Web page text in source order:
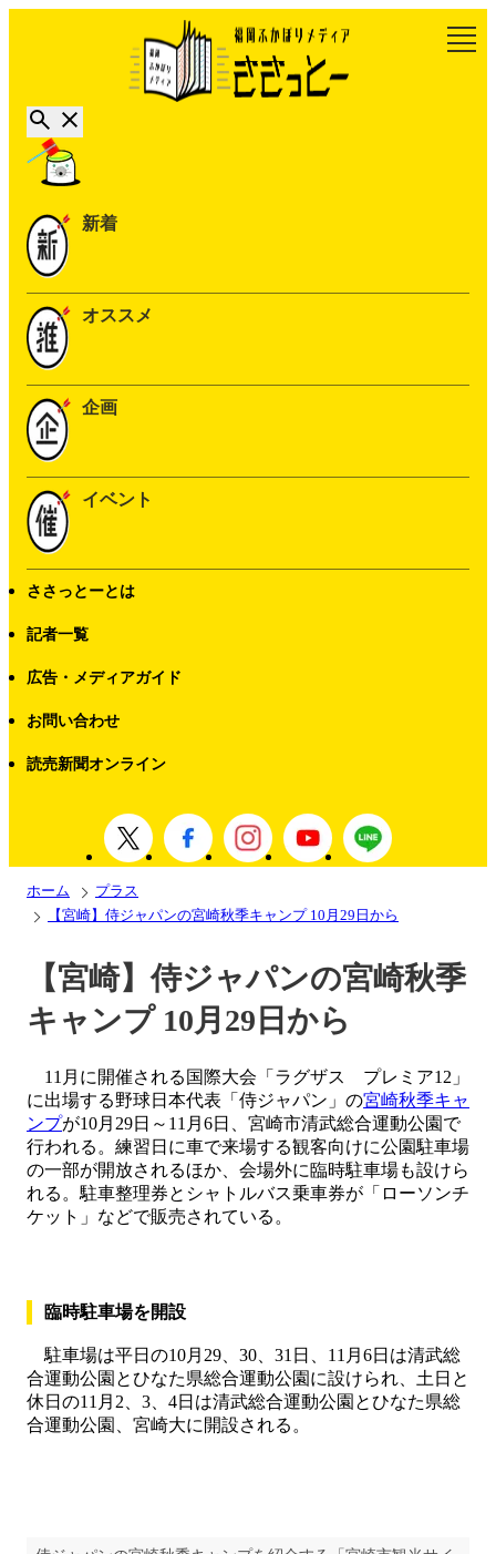
新着
オススメ
企画
イベント
ささっとーとは
記者一覧
広告・メディアガイド
お問い合わせ
読売新聞オンライン
ホーム
プラス
【宮崎】侍ジャパンの宮崎秋季キャンプ 10月29日から
【宮崎】侍ジャパンの宮崎秋季
キャンプ 10月29日から
11月に開催される国際大会「ラグザス プレミア12」
に出場する野球日本代表「侍ジャパン」の宮崎秋季キャ
ンプが10月29日～11月6日、宮崎市清武総合運動公園で
行われる。練習日に車で来場する観客向けに公園駐車場
の一部が開放されるほか、会場外に臨時駐車場も設けら
れる。駐車整理券とシャトルバス乗車券が「ローソンチ
ケット」などで販売されている。
臨時駐車場を開設
駐車場は平日の10月29、30、31日、11月6日は清武総
合運動公園とひなた県総合運動公園に設けられ、土日と
休日の11月2、3、4日は清武総合運動公園とひなた県総
合運動公園、宮崎大に開設される。